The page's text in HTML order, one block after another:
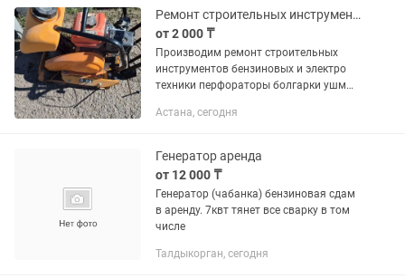
воздуха. Осуществляем...
Ремонт строительных инструментов перфораторы болгарки генераторы трамбовки
от 2 000 ₸
Производим ремонт строительных
инструментов бензиновых и электро
техники перфораторы болгарки ушм
дрель шуруповёрт и т.д
Астана, сегодня
Генератор аренда
от 12 000 ₸
Генератор (чабанка) бензиновая сдам
в аренду. 7квт тянет все сварку в том
числе
Талдыкорган, сегодня